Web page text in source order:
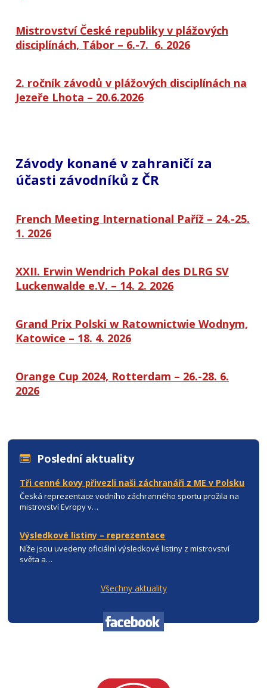
Mistrovství České republiky v plážových
disciplínách, Tábor – 6.-7. 6. 2026
2. ročník závodů v plážových disciplínách na
Jezeře Lhota – 20.6.2026
Závody konané v zahraničí za
účasti závodníků z ČR
French Meeting International Paříž – 24.-25.
1. 2026
XXII. Erwin Wendrich Pokal des DLRG SV
Luckenwalde e.V. – 14. 2. 2026
Grand Prix Polski w Ratownictwie Wodnym,
Katowice – 18. 4. 2026
Orange Cup 2024, Rotterdam – 26.-28. 6.
2026
Poslední aktuality
Tři cenné kovy přivezli naši záchranáři z ME v Polsku
Česká reprezentace vodního záchranného sportu prožila na
mistrovství Evropy v…
Výsledkové listiny – reprezentace
Níže jsou uvedeny oficiální výsledkové listiny z mistrovství
světa a…
Všechny aktuality